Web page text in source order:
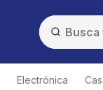
Electrónica